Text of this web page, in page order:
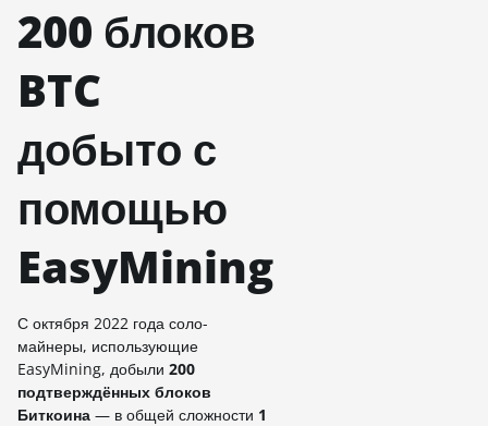
200 блоков
BTC
добыто с
помощью
EasyMining
С октября 2022 года соло-
майнеры, использующие
EasyMining, добыли 200
подтверждённых блоков
Биткоина — в общей сложности 1